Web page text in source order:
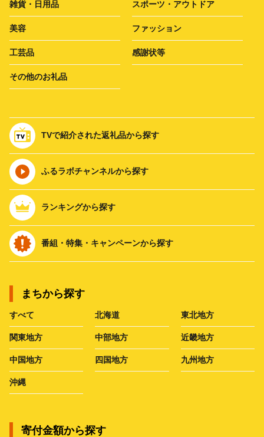
雑貨・日用品 スポーツ・アウトドア
美容 ファッション
工芸品 感謝状等
その他のお礼品
TVで紹介された返礼品から探す
ふるラボチャンネルから探す
ランキングから探す
番組・特集・キャンペーンから探す
まちから探す
すべて 北海道 東北地方
関東地方 中部地方 近畿地方
中国地方 四国地方 九州地方
沖縄
寄付金額から探す